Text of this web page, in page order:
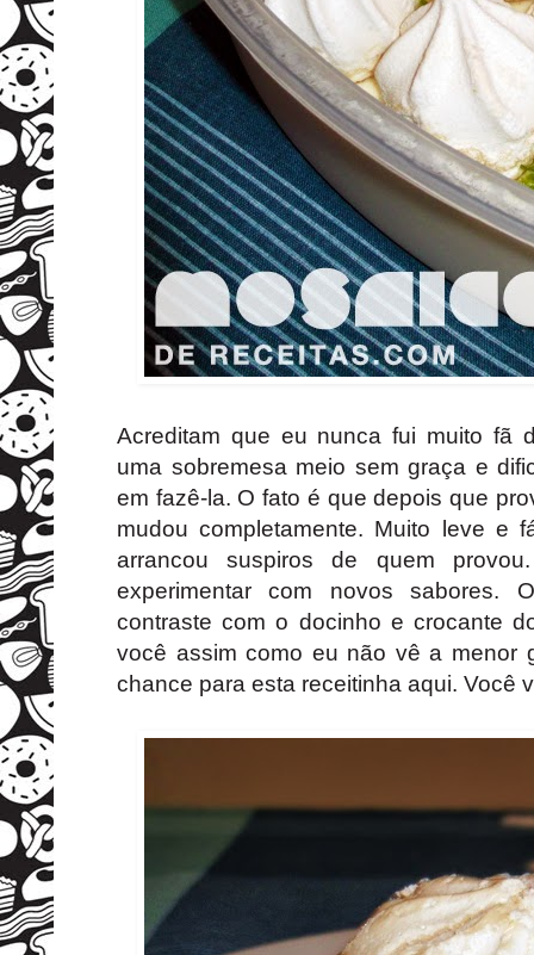
Acreditam que eu nunca fui muito fã
uma sobremesa meio sem graça e
em fazê-la. O fato é que depois que
mudou completamente. Muito leve e
arrancou suspiros de quem
experimentar com novos sabores.
contraste com o docinho e crocante
você assim como eu não vê a menor
chance para esta receitinha aqui. Você